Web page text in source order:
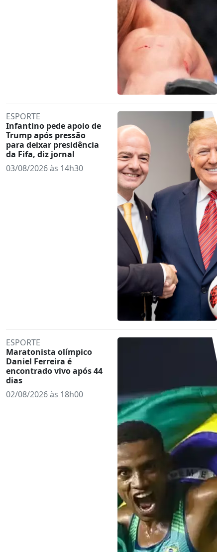
ESPORTE
Infantino pede apoio de
Trump após pressão
para deixar presidência
da Fifa, diz jornal
03/08/2026 às 14h30
ESPORTE
Maratonista olímpico
Daniel Ferreira é
encontrado vivo após 44
dias
02/08/2026 às 18h00